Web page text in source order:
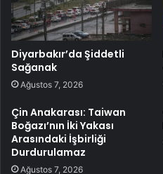
Diyarbakır’da Şiddetli
Sağanak
Ağustos 7, 2026
Çin Anakarası: Taiwan
Boğazı’nın İki Yakası
Arasındaki İşbirliği
Durdurulamaz
Ağustos 7, 2026